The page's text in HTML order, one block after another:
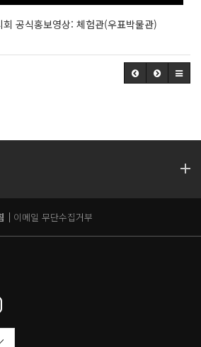
공식홍보영상: 체험관(우표박물관)
이메일 무단수집거부